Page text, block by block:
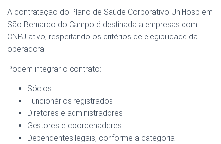
A contratação do Plano de Saúde Corporativo UniHosp em
São Bernardo do Campo é destinada a empresas com
CNPJ ativo, respeitando os critérios de elegibilidade da
operadora.
Podem integrar o contrato:
Sócios
Funcionários registrados
Diretores e administradores
Gestores e coordenadores
Dependentes legais, conforme a categoria